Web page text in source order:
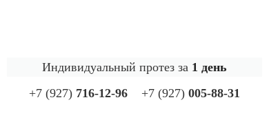
Индивидуальный протез за 1 день
+7 (927) 716-12-96 +7 (927) 005-88-31